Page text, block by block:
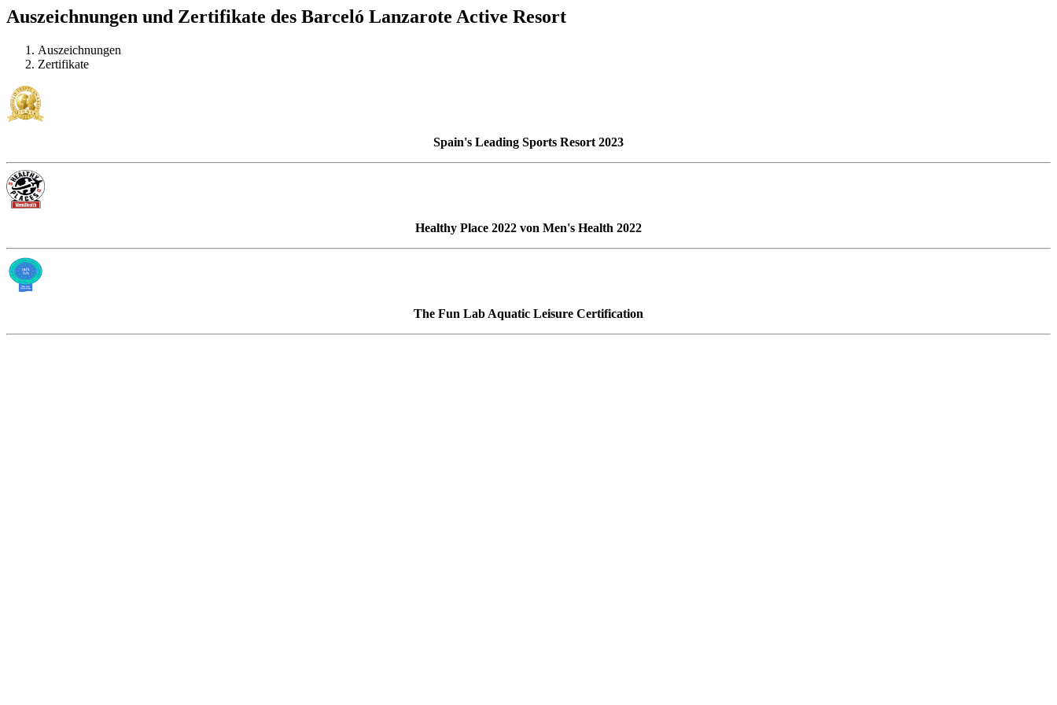
Auszeichnungen und Zertifikate des Barceló Lanzarote Active Resort
Auszeichnungen
Zertifikate
Spain's Leading Sports Resort 2023
Healthy Place 2022 von Men's Health 2022
The Fun Lab Aquatic Leisure Certification